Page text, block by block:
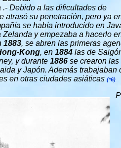
.- Debido a las dificultades de
atrasó su penetración, pero ya
se había introducido en
Zelanda y empezaba a hacerlo
1883, se abren las primeras
Kong, en 1884 las de
y durante 1886 se crearon las
y Japón. Además trabajaban
en otras ciudades asiáticas (*6)